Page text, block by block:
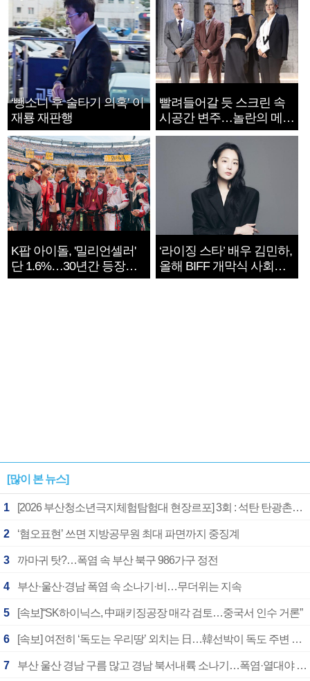
‘뺑소니 후 술타기 의혹’ 이
재룡 재판행
빨려들어갈 듯 스크린 속
시공간 변주…놀란의 메시
지는 ‘전쟁 속죄’
K팝 아이돌, '밀리언셀러'
단 1.6%…30년간 등장
1182개팀 전수조사
‘라이징 스타’ 배우 김민하,
올해 BIFF 개막식 사회자
확정
[많이 본 뉴스]
1 [2026 부산청소년극지체험탐험대 현장르포] 3회 : 석탄 탄광촌에서 북극 연구의 중심지로
2 ‘혐오표현’ 쓰면 지방공무원 최대 파면까지 중징계
3 까마귀 탓?…폭염 속 부산 북구 986가구 정전
4 부산·울산·경남 폭염 속 소나기·비…무더위는 지속
5 [속보]“SK하이닉스, 中패키징공장 매각 검토…중국서 인수 거론”
6 [속보] 여전히 ‘독도는 우리땅’ 외치는 日…韓선박이 독도 주변 해양조사 활동하자 반발
7 부산 울산 경남 구름 많고 경남 북서내륙 소나기…폭염·열대야 계속